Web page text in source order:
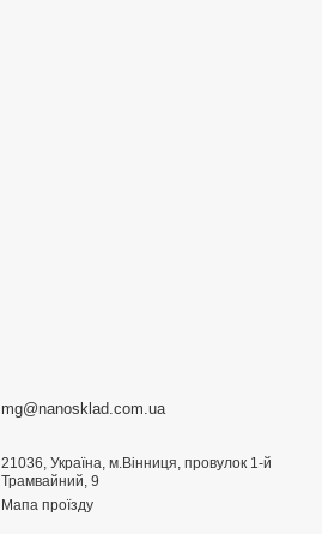
mg@nanosklad.com.ua
21036, Україна, м.Вінниця, провулок 1-й
Трамвайний, 9
Мапа проїзду